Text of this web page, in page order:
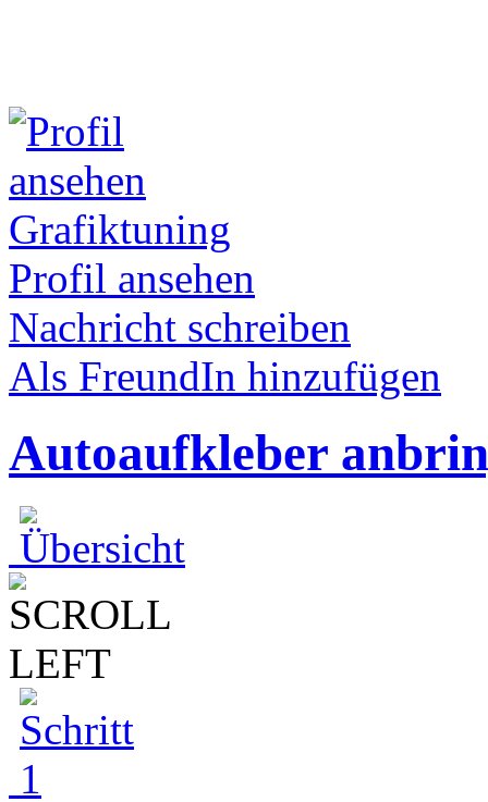
Grafiktuning
Profil ansehen
Nachricht schreiben
Als FreundIn hinzufügen
Autoaufkleber